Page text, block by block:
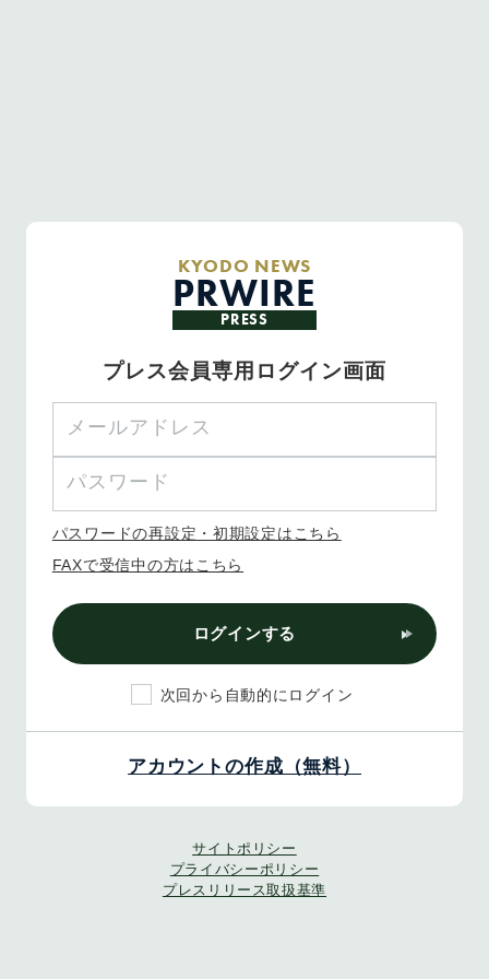
KYODO NEWS
PRWIRE
PRESS
プレス会員専用ログイン画面
パスワードの再設定・初期設定はこちら
FAXで受信中の方はこちら
ログインする
次回から自動的にログイン
アカウントの作成（無料）
サイトポリシー
プライバシーポリシー
プレスリリース取扱基準